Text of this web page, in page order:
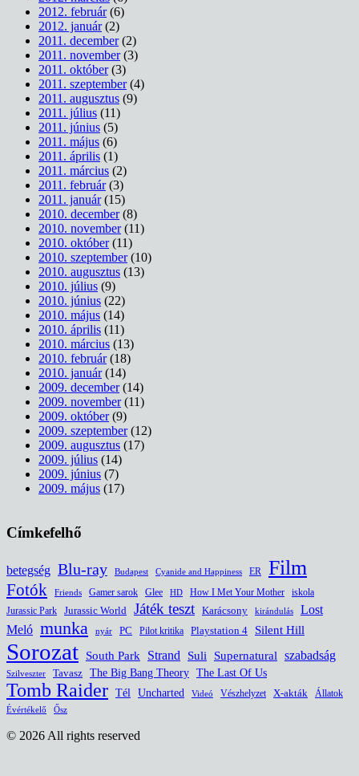
2012. február(6)
2012. január(2)
2011. december(2)
2011. november(3)
2011. október(3)
2011. szeptember(4)
2011. augusztus (9)
2011. július (11)
2011. június (5)
2011. május (6)
2011. április (1)
2011. március (2)
2011. február(3)
2011. január(15)
2010. december(8)
2010. november(11)
2010. október(11)
2010. szeptember(10)
2010. augusztus (13)
2010. július (9)
2010. június (22)
2010. május (14)
2010. április (11)
2010. március (13)
2010. február(18)
2010. január(14)
2009. december(14)
2009. november(11)
2009. október(9)
2009. szeptember(12)
2009. augusztus (17)
2009. július (14)
2009. június (7)
2009. május (17)
Címkefelhő
betegség Blu-ray Budapest Cyanide and Happiness ER Film
Fotók Friends Gamer sarok Glee HD How I Met Your Mother
iskola
Jurassic Park
Jurassic World Játék teszt Karácsony kirándulás Lost
Meló munka nyár PC Pilot kritika Playstation 4 Silent Hill
Sorozat South Park Strand Suli Supernatural szabadság
Szilveszter Tavasz The Big Bang Theory The Last Of Us
Tomb Raider Tél Uncharted Videó Vészhelyzet X-akták Állatok
Évértékelő Ősz
© 2026 All rights reserved